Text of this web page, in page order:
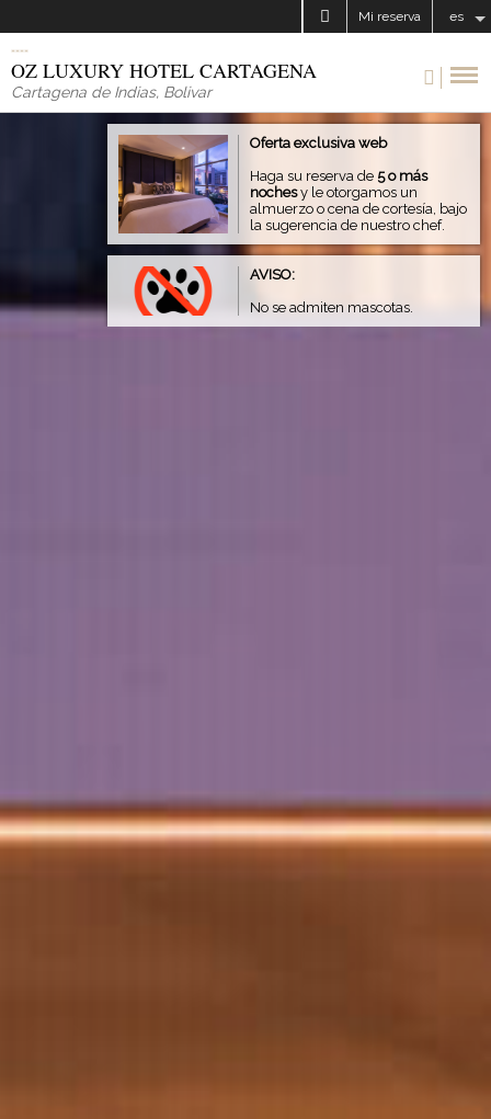
Mi reserva es
OZ LUXURY HOTEL CARTAGENA
Cartagena de Indias, Bolivar
Oferta exclusiva web
Haga su reserva de 5 o más
nochesy le otorgamos un
almuerzo o cena de cortesía, bajo
la sugerencia de nuestro chef.
AVISO:
No se admiten mascotas.